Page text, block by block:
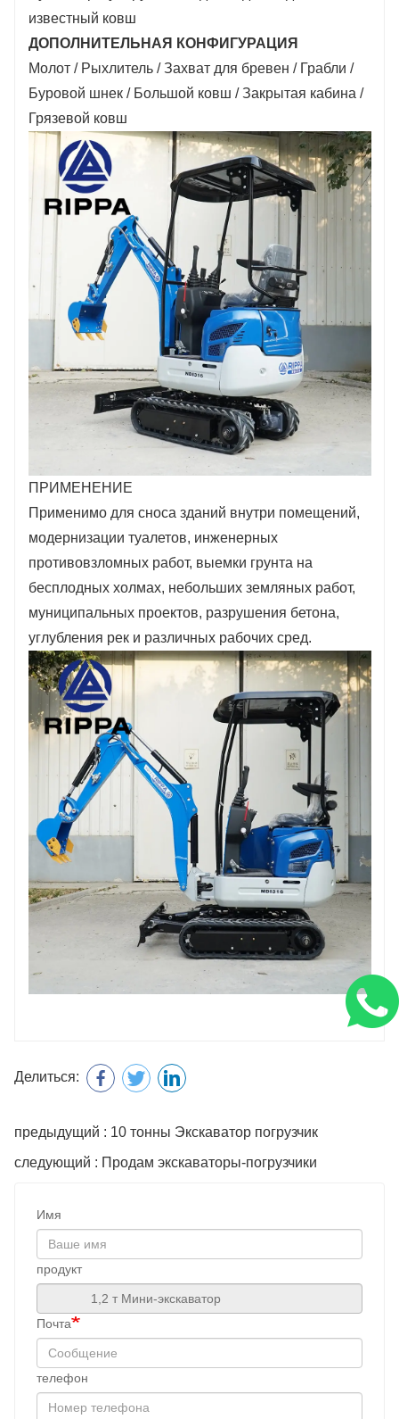
известный ковш
ДОПОЛНИТЕЛЬНАЯ КОНФИГУРАЦИЯ
Молот / Рыхлитель / Захват для бревен / Грабли /
Буровой шнек / Большой ковш / Закрытая кабина /
Грязевой ковш
ПРИМЕНЕНИЕ
Применимо для сноса зданий внутри помещений,
модернизации туалетов, инженерных
противовзломных работ, выемки грунта на
бесплодных холмах, небольших земляных работ,
муниципальных проектов, разрушения бетона,
углубления рек и различных рабочих сред.
Делиться:
предыдущий : 10 тонны Экскаватор погрузчик
следующий : Продам экскаваторы-погрузчики
Имя
продукт
Почта
телефон